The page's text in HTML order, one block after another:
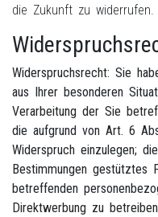
die Zukunft zu widerrufen.
Widerspruchsrecht: Sie
aus Ihrer besonderen
Verarbeitung der Sie
die aufgrund von Art. 6
Widerspruch einzulegen;
Bestimmungen gestütztes
betreffenden
Direktwerbung zu